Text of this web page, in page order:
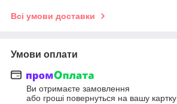
Всі умови доставки
Умови оплати
Ви отримаєте замовлення
або гроші повернуться на вашу картку